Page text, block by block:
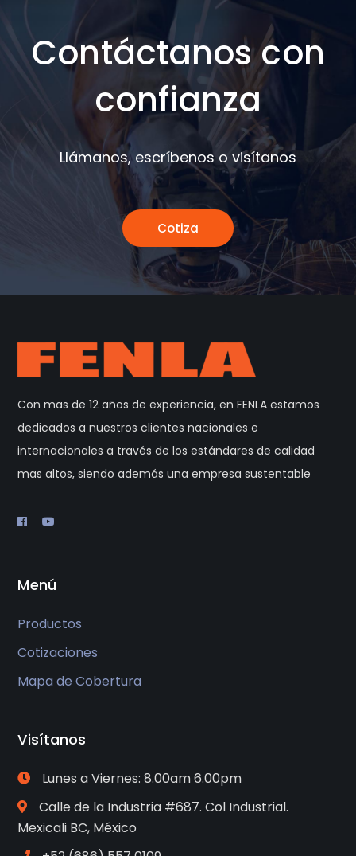
Contáctanos con
confianza
Llámanos, escríbenos o visítanos
Cotiza
Con mas de 12 años de experiencia, en FENLA estamos
dedicados a nuestros clientes nacionales e
internacionales a través de los estándares de calidad
mas altos, siendo además una empresa sustentable
Menú
Productos
Cotizaciones
Mapa de Cobertura
Visítanos
Lunes a Viernes: 8.00am 6.00pm
Calle de la Industria #687. Col Industrial.
Mexicali BC, México